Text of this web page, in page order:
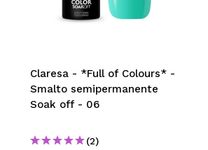
Claresa - *Full of Colours* -
Smalto semipermanente
Soak off - 06
(2)